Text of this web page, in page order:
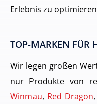
Erlebnis zu
TOP-MARKEN FÜR
Wir legen großen
nur Produkte von
Winmau, Red Dragon